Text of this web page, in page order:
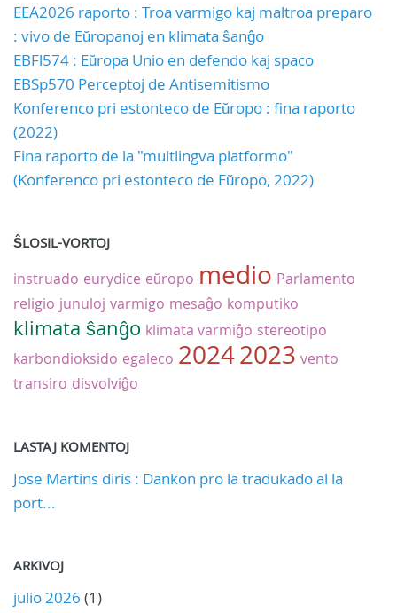
EEA2026 raporto : Troa varmigo kaj maltroa preparo
: vivo de Eŭropanoj en klimata ŝanĝo
EBFl574 : Eŭropa Unio en defendo kaj spaco
EBSp570 Perceptoj de Antisemitismo
Konferenco pri estonteco de Eŭropo : fina raporto
(2022)
Fina raporto de la "multlingva platformo"
(Konferenco pri estonteco de Eŭropo, 2022)
ŜLOSIL-VORTOJ
instruado eurydice eŭropo medio Parlamento
religio junuloj varmigo mesaĝo komputiko
klimata ŝanĝo klimata varmiĝo stereotipo
karbondioksido egaleco 20242023 vento
transiro disvolviĝo
LASTAJ KOMENTOJ
Jose Martins diris : Dankon pro la tradukado al la
port...
ARKIVOJ
julio 2026 (1)